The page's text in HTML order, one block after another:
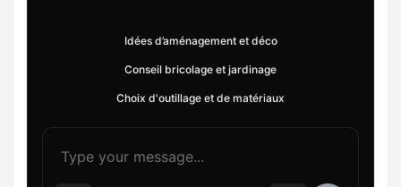
Idées d’aménagement et déco
Conseil bricolage et jardinage
Choix d'outillage et de matériaux